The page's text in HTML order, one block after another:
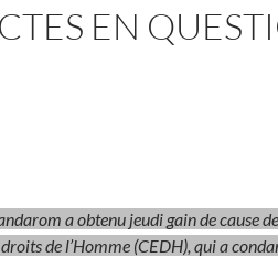
EN
a obtenu jeudi gain de cause
de l’Homme (CEDH), qui a